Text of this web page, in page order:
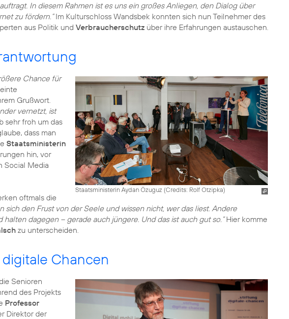
In diesem Rahmen ist es uns ein großes Anliegen, den Dialog über
zu fördern.“Im Kulturschloss Wandsbek konnten sich nun Teilnehmer des
aus Politik und Verbraucherschutz über ihre Erfahrungen austauschen.
Staatsministerin Aydan Özuguz (Credits: Rolf Otzipka)
Chance für
Grußwort.
vernetzt, ist
sehr froh um das
dass man
Staatsministerin
hin, vor
Social Media
oftmals die
sich den Frust von der Seele und wissen nicht, wer das liest. Andere
dagegen – gerade auch jüngere. Und das ist auch gut so.“Hier komme
zu unterscheiden.
Chancen
Senioren
des Projekts
Professor
Direktor der